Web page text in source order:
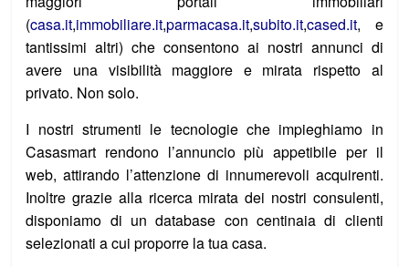
(casa.it,immobiliare.it,parmacasa.it,subito.it,cased.it, e
tantissimi altri) che consentono ai nostri annunci di
avere una visibilità maggiore e mirata rispetto al
privato. Non solo.
I nostri strumenti le tecnologie che impieghiamo in
Casasmart rendono l’annuncio più appetibile per il
web, attirando l’attenzione di innumerevoli acquirenti.
Inoltre grazie alla ricerca mirata dei nostri consulenti,
disponiamo di un database con centinaia di clienti
selezionati a cui proporre la tua casa.